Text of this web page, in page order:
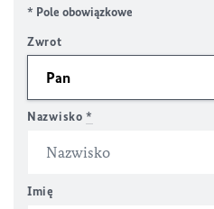
* Pole obowiązkowe
Zwrot
Nazwisko*
Imię